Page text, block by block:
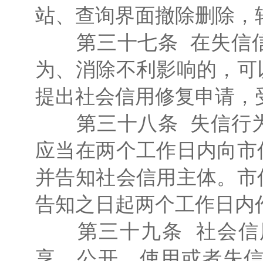
站、查询界面撤除删除
第三十七条 在失信信
为、消除不利影响的，
提出社会信用修复申请
第三十八条 失信行为
应当在两个工作日内向
并告知社会信用主体。
告知之日起两个工作日内
第三十九条 社会信